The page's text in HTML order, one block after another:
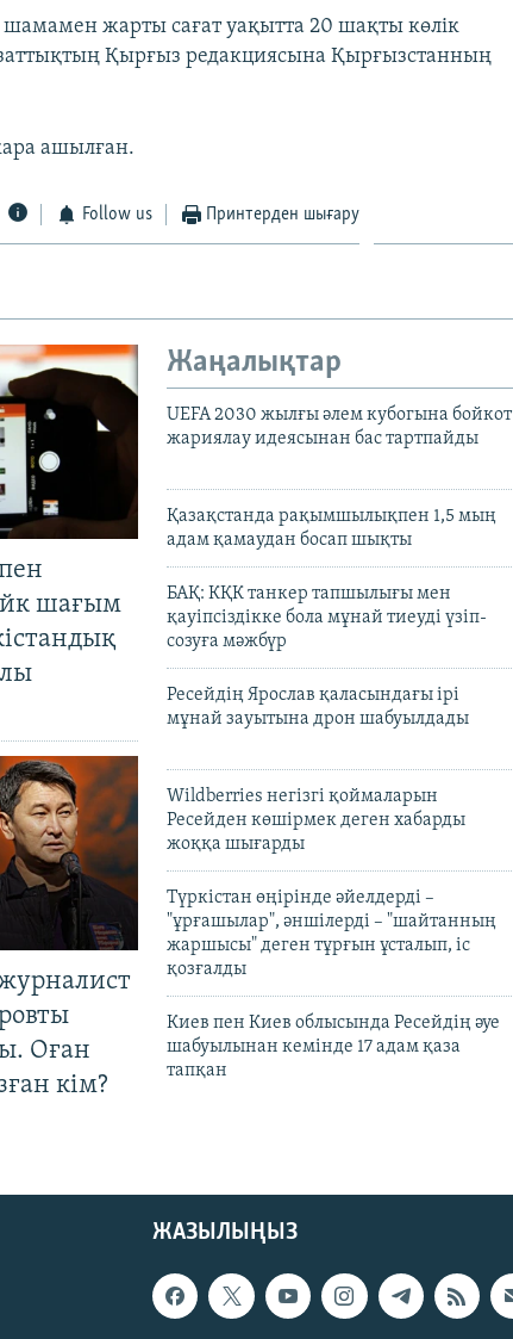
жарты сағат уақытта 20 шақты көлік
Қырғыз редакциясына Қырғызстанның
ашылған.
Follow us Принтерден шығару
шағым
Оған
кім?
Жаңалықтар
UEFA 2030 жылғы әлем кубогына бойкот
жариялау идеясынан бас тартпайды
Қазақстанда рақымшылықпен 1,5 мың
адам қамаудан босап шықты
БАҚ: КҚК танкер тапшылығы мен
қауіпсіздікке бола мұнай тиеуді үзіп-
созуға мәжбүр
Ресейдің Ярослав қаласындағы ірі
мұнай зауытына дрон шабуылдады
Wildberries негізгі қоймаларын
Ресейден көшірмек деген хабарды
жоққа шығарды
Түркістан өңірінде әйелдерді –
"ұрғашылар", әншілерді – "шайтанның
жаршысы" деген тұрғын ұсталып, іс
қозғалды
Киев пен Киев облысында Ресейдің әуе
шабуылынан кемінде 17 адам қаза
тапқан
ЖАЗЫЛЫҢЫЗ